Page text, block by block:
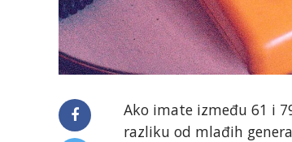
Ako imate između 61 i
razliku od mlađih